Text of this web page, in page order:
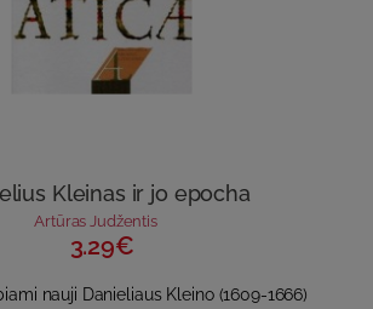
Kleinas ir jo epocha
Artūras Judžentis
3.29€
nauji Danieliaus Kleino (1609-1666)